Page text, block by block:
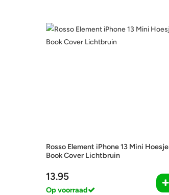
Rosso Element iPhone 13 Mini Hoesje
Book Cover Lichtbruin
13.95
Op voorraad